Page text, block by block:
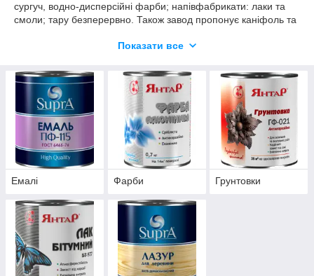
сургуч, водно-дисперсійні фарби; напівфабрикати: лаки та
смоли; тару безперервно. Також завод пропонує каніфоль та
У роботі заводу застосовуються найсучасніші технології
дає великий контроль над якістю кінцевого продукту. Завод
має у своєму розпорядженні власну сертифіковану
лабораторію.
Показати все
Емалі Фарби Грунтовки